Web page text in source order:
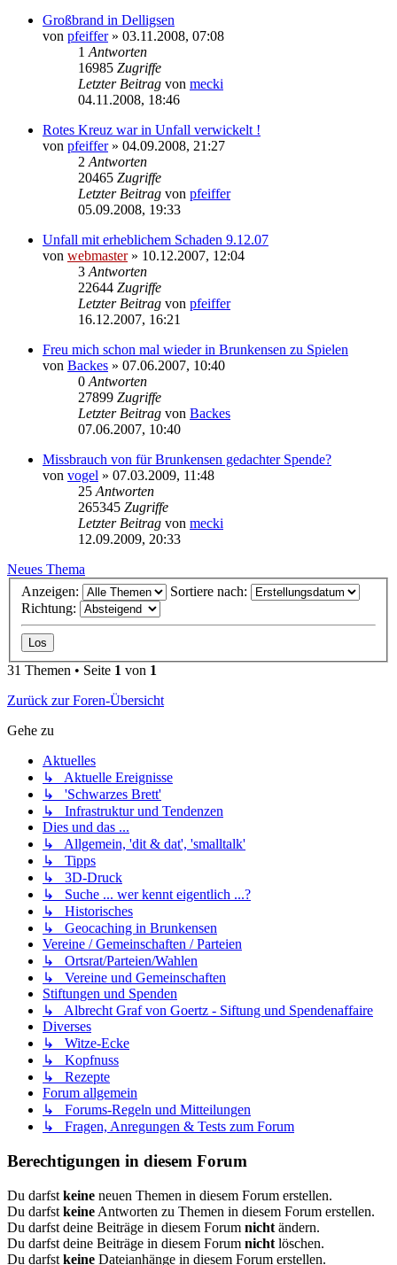
Großbrand in Delligsen
von pfeiffer» 03.11.2008, 07:08
1 Antworten
16985 Zugriffe
Letzter Beitrag von mecki
04.11.2008, 18:46
Rotes Kreuz war in Unfall verwickelt !
von pfeiffer» 04.09.2008, 21:27
2 Antworten
20465 Zugriffe
Letzter Beitrag von pfeiffer
05.09.2008, 19:33
Unfall mit erheblichem Schaden 9.12.07
von webmaster» 10.12.2007, 12:04
3 Antworten
22644 Zugriffe
Letzter Beitrag von pfeiffer
16.12.2007, 16:21
Freu mich schon mal wieder in Brunkensen zu Spielen
von Backes » 07.06.2007, 10:40
0 Antworten
27899 Zugriffe
Letzter Beitrag von Backes
07.06.2007, 10:40
Missbrauch von für Brunkensen gedachter Spende?
von vogel » 07.03.2009, 11:48
25 Antworten
265345 Zugriffe
Letzter Beitrag von mecki
12.09.2009, 20:33
Neues Thema
Anzeigen:
Sortiere nach:
Richtung:
31 Themen • Seite 1 von 1
Zurück zur Foren-Übersicht
Gehe zu
Aktuelles
↳ Aktuelle Ereignisse
↳ 'Schwarzes Brett'
↳ Infrastruktur und Tendenzen
Dies und das ...
↳ Allgemein, 'dit & dat', 'smalltalk'
↳ Tipps
↳ 3D-Druck
↳ Suche ... wer kennt eigentlich ...?
↳ Historisches
↳ Geocaching in Brunkensen
Vereine / Gemeinschaften / Parteien
↳ Ortsrat/Parteien/Wahlen
↳ Vereine und Gemeinschaften
Stiftungen und Spenden
↳ Albrecht Graf von Goertz - Siftung und Spendenaffaire
Diverses
↳ Witze-Ecke
↳ Kopfnuss
↳ Rezepte
Forum allgemein
↳ Forums-Regeln und Mitteilungen
↳ Fragen, Anregungen & Tests zum Forum
Berechtigungen in diesem Forum
Du darfst keine neuen Themen in diesem Forum erstellen.
Du darfst keine Antworten zu Themen in diesem Forum erstellen.
Du darfst deine Beiträge in diesem Forum nicht ändern.
Du darfst deine Beiträge in diesem Forum nicht löschen.
Du darfst keine Dateianhänge in diesem Forum erstellen.